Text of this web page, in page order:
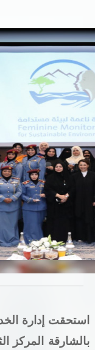
-
استحقت إدارة
بالشارقة المركز